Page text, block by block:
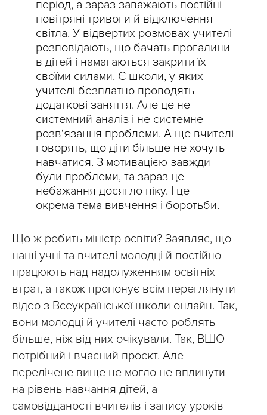
період, а зараз заважають постійні
повітряні тривоги й відключення
світла. У відвертих розмовах учителі
розповідають, що бачать прогалини
в дітей і намагаються закрити їх
своїми силами. Є школи, у яких
учителі безплатно проводять
додаткові заняття. Але це не
системний аналіз і не системне
розв‘язання проблеми. А ще вчителі
говорять, що діти більше не хочуть
навчатися. З мотивацією завжди
були проблеми, та зараз це
небажання досягло піку. І це –
окрема тема вивчення і боротьби.
Що ж робить міністр освіти? Заявляє, що
наші учні та вчителі молодці й постійно
працюють над надолуженням освітніх
втрат, а також пропонує всім переглянути
відео з Всеукраїнської школи онлайн. Так,
вони молодці й учителі часто роблять
більше, ніж від них очікували. Так, ВШО –
потрібний і вчасний проєкт. Але
перелічене вище не могло не вплинути
на рівень навчання дітей, а
самовідданості вчителів і запису уроків